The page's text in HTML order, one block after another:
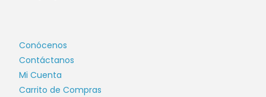
Conócenos
Contáctanos
Mi Cuenta
Carrito de Compras